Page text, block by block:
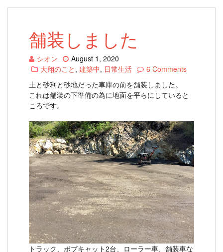
舗装しました
シオン
August 1, 2020
大翔のこと , 建築中, 日常生活
6 Comments
土と砂利と砂地だった車庫の前を舗装しました。
これは舗装の下準備の為に地面を平らにしていると
ころです。
トラック、ボブキャット2台、ローラー車、舗装車な